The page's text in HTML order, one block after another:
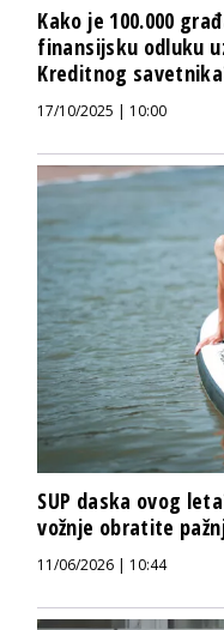
Kako je 100.000
finansijsku odluku
Kreditnog
17/10/2025 | 10:00
SUP daska ovog
vožnje obratite
11/06/2026 | 10:44